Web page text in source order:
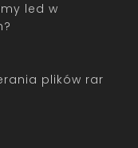
led w
plików rar